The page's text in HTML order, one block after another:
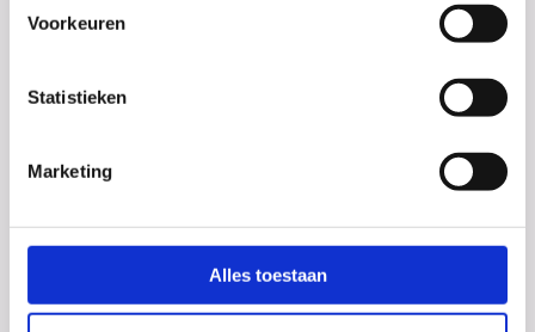
Voorkeuren
Statistieken
Marketing
Alles toestaan
De eerste twee dagen van het CSE zijn inmiddels
examenleerlingen voor alle komende examens succes!